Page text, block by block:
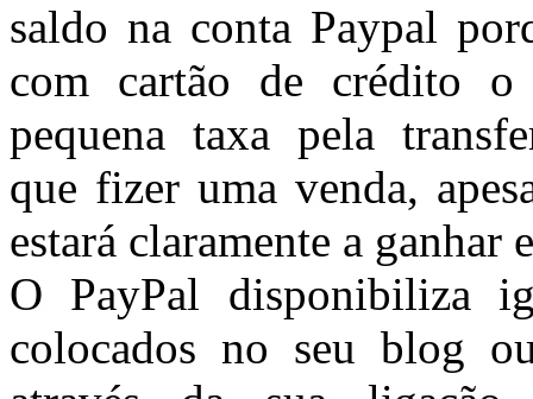
saldo na conta Paypal
com cartão de crédito
pequena taxa pela
que fizer uma venda,
estará claramente a ganhar
O PayPal disponibiliza
colocados no seu blog